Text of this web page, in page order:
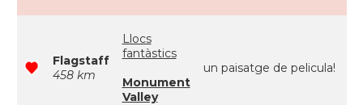
Flagstaff
458 km
Llocs
fantàstics
Monument
Valley
un paisatge de pelicula!